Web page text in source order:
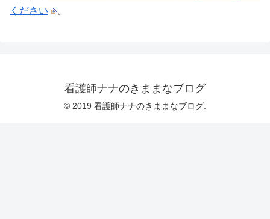
ください
。
看護師ナナのきままなブログ
© 2019 看護師ナナのきままなブログ.